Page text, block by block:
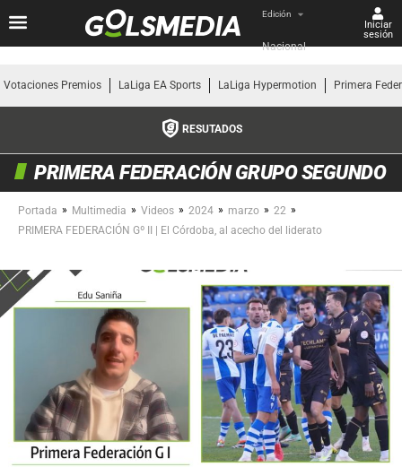
Edición
Nacional
Iniciar
sesión
Votaciones Premios LaLiga EA Sports LaLiga Hypermotion Primera
RESUTADOS
PRIMERA FEDERACIÓN GRUPO SEGUNDO
Portada » Multimedia » Videos » 2024 » marzo » 22 »
PRIMERA FEDERACIÓN Gº II | El Córdoba, al acecho del liderato